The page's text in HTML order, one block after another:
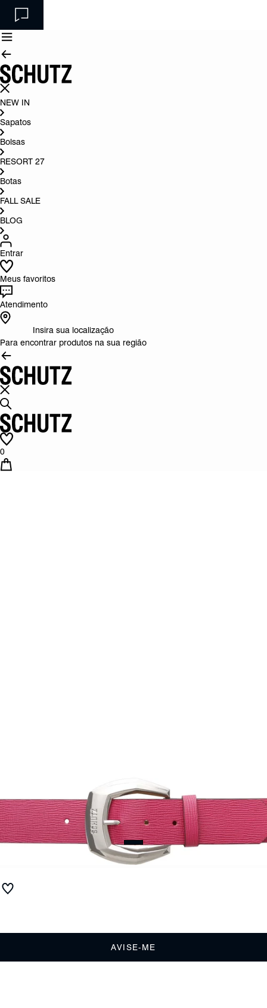
NEW IN
Sapatos
Bolsas
RESORT 27
Botas
FALL SALE
BLOG
Entrar
Meus favoritos
Atendimento
Insira sua localização
Para encontrar produtos na sua região
0
AVISE-ME